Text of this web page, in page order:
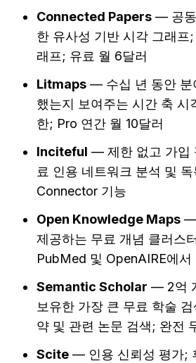
Connected Papers — 공동
한 유사성 기반 시각 그래프
래프; 유료 월 6달러
Litmaps — 수십 년 동안 분
했는지 보여주는 시간 축 시
한; Pro 연간 월 10달러
Inciteful — 제한 없고 가입
료 인용 네트워크 분석 및
Connector 기능
Open Knowledge Maps —
제공하는 무료 개념 클러스
PubMed 및 OpenAIRE에서
Semantic Scholar — 2억
보유한 가장 큰 무료 학술
약 및 관련 논문 검색; 완전
Scite — 인용 신뢰성 평가;